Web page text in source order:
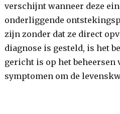
verschijnt wanneer deze
onderliggende
zijn zonder dat ze direct
diagnose is gesteld, is het
gericht is op het
symptomen om de